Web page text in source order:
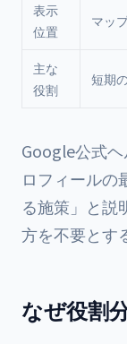
表示
位置
マッ
主な
役割
短期
Google公式
ロフィールの
る施策」と説
方を不要とす
なぜ役割